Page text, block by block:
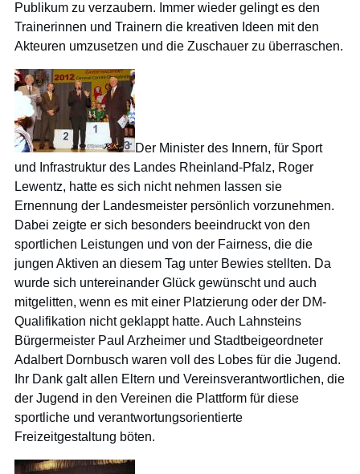
Publikum zu verzaubern. Immer wieder gelingt es den
Trainerinnen und Trainern die kreativen Ideen mit den
Akteuren umzusetzen und die Zuschauer zu überraschen.
Der Minister des Innern, für Sport
und Infrastruktur des Landes Rheinland-Pfalz, Roger
Lewentz, hatte es sich nicht nehmen lassen sie
Ernennung der Landesmeister persönlich vorzunehmen.
Dabei zeigte er sich besonders beeindruckt von den
sportlichen Leistungen und von der Fairness, die die
jungen Aktiven an diesem Tag unter Bewies stellten. Da
wurde sich untereinander Glück gewünscht und auch
mitgelitten, wenn es mit einer Platzierung oder der DM-
Qualifikation nicht geklappt hatte. Auch Lahnsteins
Bürgermeister Paul Arzheimer und Stadtbeigeordneter
Adalbert Dornbusch waren voll des Lobes für die Jugend.
Ihr Dank galt allen Eltern und Vereinsverantwortlichen, die
der Jugend in den Vereinen die Plattform für diese
sportliche und verantwortungsorientierte
Freizeitgestaltung böten.